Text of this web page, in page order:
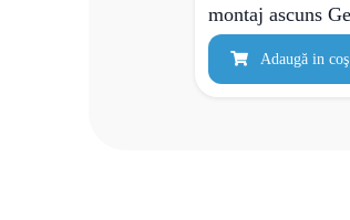
montaj ascuns
Twico
Adaugă in coş